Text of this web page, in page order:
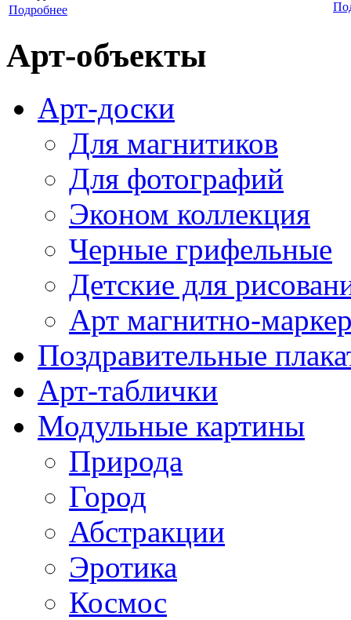
Подробнее
Арт-объекты
Арт-доски
Для магнитиков
Для фотографий
Эконом коллекция
Черные грифельные
Детские для
Арт магнитно-
Поздравительные
Арт-таблички
Модульные картины
Природа
Город
Абстракции
Эротика
Космос